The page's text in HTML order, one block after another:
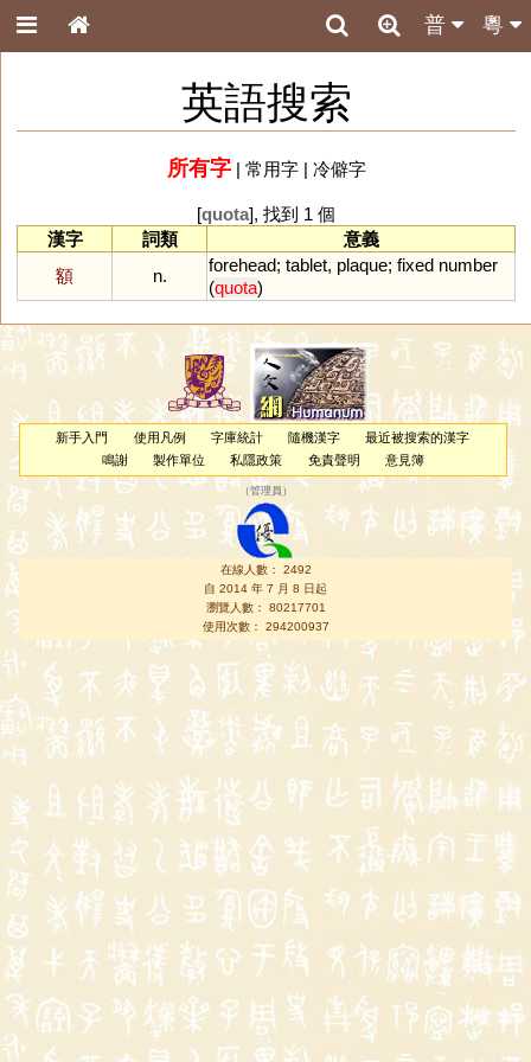
粵
普
英語搜索
所有字| 常用字| 冷僻字
[quota], 找到 1 個
漢字
詞類
意義
額
n.
forehead; tablet, plaque; fixed number
(quota)
新手入門 使用凡例 字庫統計 隨機漢字
最近被搜索的漢字
鳴謝
製作單位 私隱政策 免責聲明 意見簿
（管理員 ）
在線人數： 2492
自 2014 年 7 月 8 日起
瀏覽人數： 80217701
使用次數： 294200937